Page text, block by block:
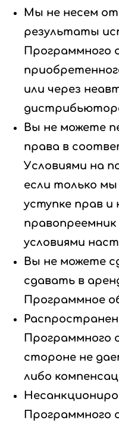
Мы не несем
результаты
Программного
или через
Вы не можете
права в
Условиями на
если только
уступке прав и
правопреемник
условиями
Вы не можете
сдавать в
Программное
Программного
стороне не
либо
Программного